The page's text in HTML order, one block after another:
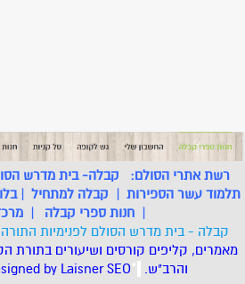
רשת אתרי הסולם: קבלה- בית מדרש
תלמוד עשר הספירות | קבלה למתחיל |
| חנות ספרי קבלה |
קבלה - בית מדרש הסולם לפנימיות
מאמרים, קליפים קורסים ושיעורים בתורת
והרב"ש. *
by LaisnerSEO